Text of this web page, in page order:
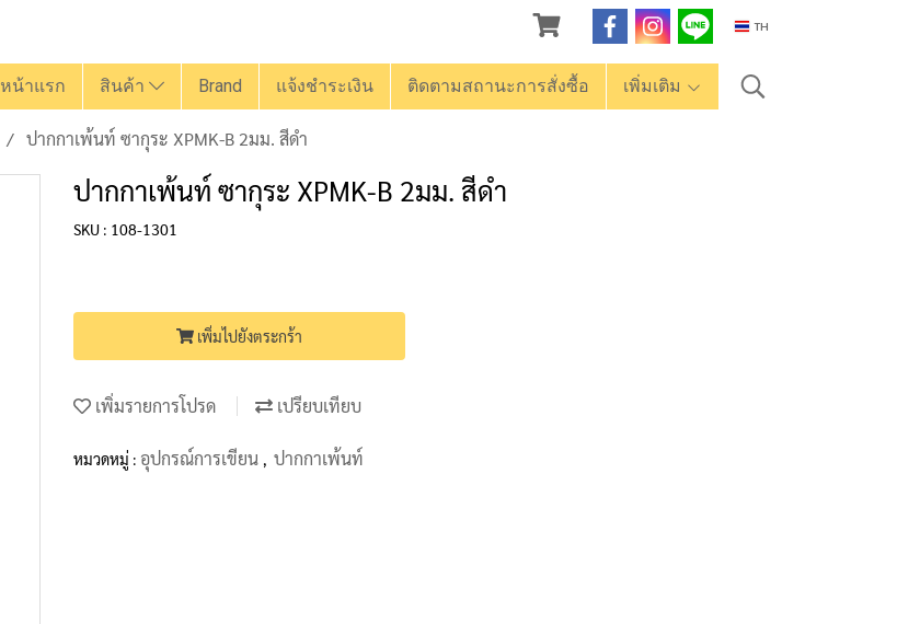
TH
หน้าแรก สินค้า Brand แจ้งชำระเงิน ติดตามสถานะการสั่งซื้อ เพิ่มเติม
ปากกาเพ้นท์ ซากุระ XPMK-B 2มม. สีดำ
ปากกาเพ้นท์ ซากุระ XPMK-B 2มม. สีดำ
SKU : 108-1301
เพิ่มไปยังตระกร้า
เพิ่มรายการโปรด เปรียบเทียบ
หมวดหมู่ : อุปกรณ์การเขียน , ปากกาเพ้นท์